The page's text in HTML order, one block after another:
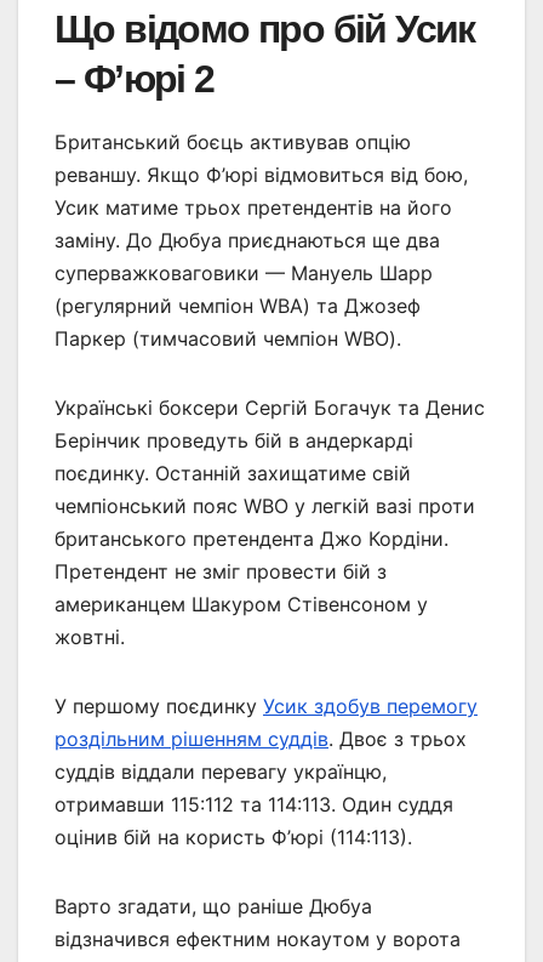
Що відомо про бій Усик
– Ф’юрі 2
Британський боєць активував опцію
реваншу. Якщо Ф’юрі відмовиться від бою,
Усик матиме трьох претендентів на його
заміну. До Дюбуа приєднаються ще два
суперважковаговики — Мануель Шарр
(регулярний чемпіон WBA) та Джозеф
Паркер (тимчасовий чемпіон WBO).
Українські боксери Сергій Богачук та Денис
Берінчик проведуть бій в андеркарді
поєдинку. Останній захищатиме свій
чемпіонський пояс WBO у легкій вазі проти
британського претендента Джо Кордіни.
Претендент не зміг провести бій з
американцем Шакуром Стівенсоном у
жовтні.
У першому поєдинку Усик здобув перемогу
роздільним рішенням суддів. Двоє з трьох
суддів віддали перевагу українцю,
отримавши 115:112 та 114:113. Один суддя
оцінив бій на користь Ф’юрі (114:113).
Варто згадати, що раніше Дюбуа
відзначився ефектним нокаутом у ворота